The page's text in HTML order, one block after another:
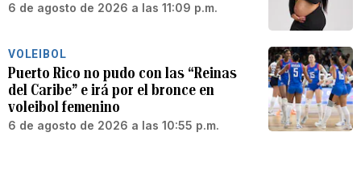
6 de agosto de 2026 a las 11:09 p.m.
VOLEIBOL
Puerto Rico no pudo con las “Reinas
del Caribe” e irá por el bronce en
voleibol femenino
6 de agosto de 2026 a las 10:55 p.m.